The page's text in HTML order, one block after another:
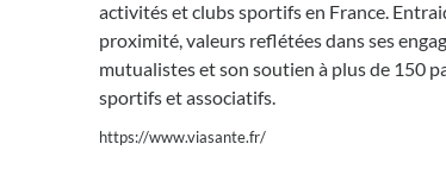
activités et clubs sportifs en France.
proximité, valeurs reflétées dans ses
mutualistes et son soutien à plus de 150
sportifs et associatifs.
https://www.viasante.fr/